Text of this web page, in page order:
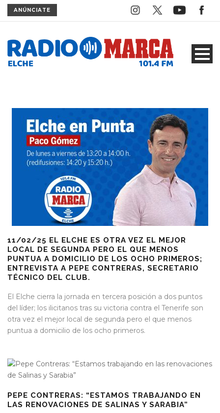
ANÚNCIATE
11/02/25 EL ELCHE ES OTRA VEZ EL MEJOR
LOCAL DE SEGUNDA PERO EL QUE MENOS
PUNTUA A DOMICILIO DE LOS OCHO PRIMEROS;
ENTREVISTA A PEPE CONTRERAS, SECRETARIO
TÉCNICO DEL CLUB.
El Elche cierra la jornada en tercera posición a dos puntos
del líder; los ilicitanos tras su victoria contra el Tenerife son
otra vez el mejor local de segunda pero el que menos
puntua a domicilio de los ocho primeros.
PEPE CONTRERAS: “ESTAMOS TRABAJANDO EN
LAS RENOVACIONES DE SALINAS Y SARABIA”